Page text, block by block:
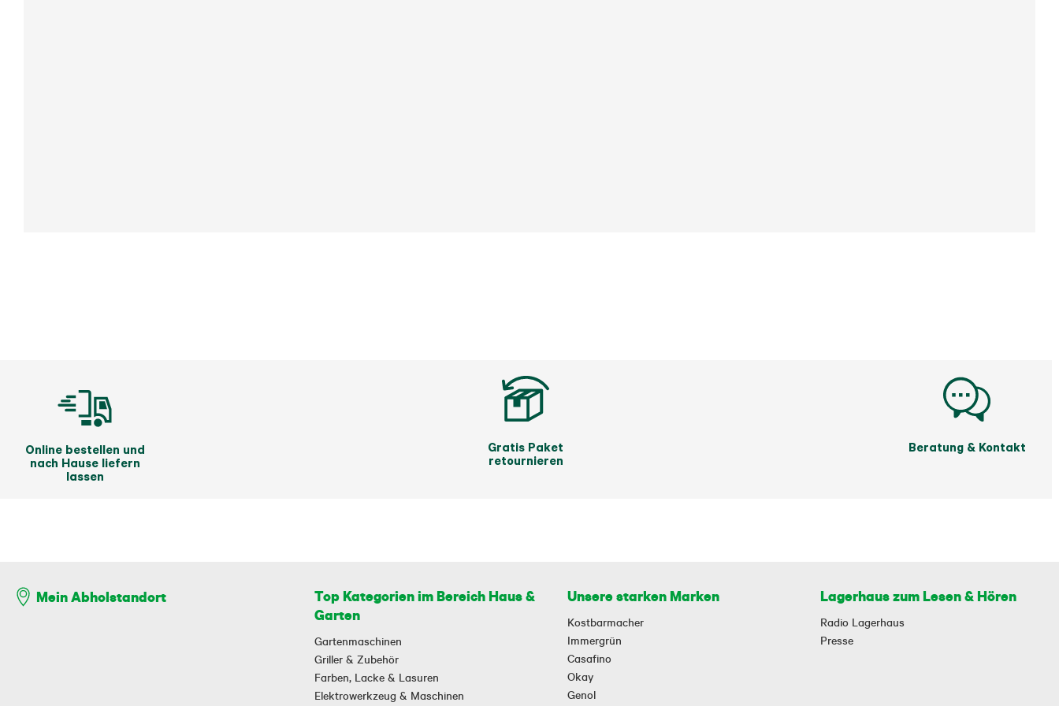
Online bestellen und
nach Hause liefern
lassen
Gratis Paket
retournieren
Beratung & Kontakt
Mein Abholstandort
Top Kategorien im Bereich Haus &
Garten
Gartenmaschinen
Griller & Zubehör
Farben, Lacke & Lasuren
Elektrowerkzeug & Maschinen
Unsere starken Marken
Kostbarmacher
Immergrün
Casafino
Okay
Genol
Lagerhaus zum Lesen & Hören
Radio Lagerhaus
Presse